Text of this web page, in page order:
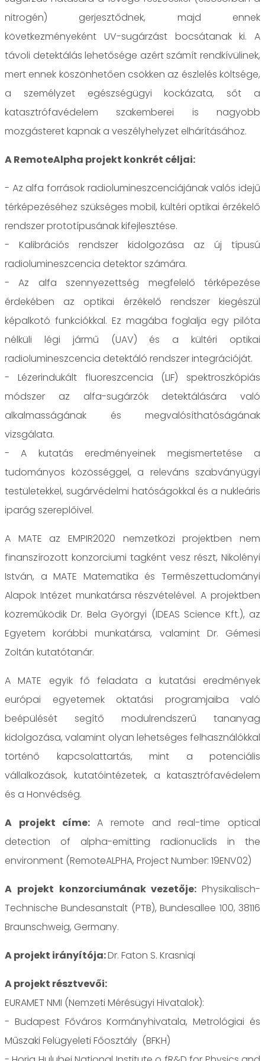
nitrogén) gerjesztődnek, majd ennek
következményeként UV-sugárzást bocsátanak ki. A
távoli detektálás lehetősége azért számít rendkívülinek,
mert ennek köszönhetően csökken az észlelés költsége,
a személyzet egészségügyi kockázata, sőt a
katasztrófavédelem szakemberei is nagyobb
mozgásteret kapnak a veszélyhelyzet elhárításához.
A RemoteAlpha projekt konkrét céljai:
- Az alfa források radiolumineszcenciájának valós idejű
térképezéséhez szükséges mobil, kültéri optikai érzékelő
rendszer prototípusának kifejlesztése.
- Kalibrációs rendszer kidolgozása az új típusú
radiolumineszcencia detektor számára.
- Az alfa szennyezettség megfelelő térképezése
érdekében az optikai érzékelő rendszer kiegészül
képalkotó funkciókkal. Ez magába foglalja egy pilóta
nélküli légi jármű (UAV) és a kültéri optikai
radiolumineszcencia detektáló rendszer integrációját.
- Lézerindukált fluoreszcencia (LIF) spektroszkópiás
módszer az alfa-sugárzók detektálására való
alkalmasságának és megvalósíthatóságának
vizsgálata.
- A kutatás eredményeinek megismertetése a
tudományos közösséggel, a releváns szabványügyi
testületekkel, sugárvédelmi hatóságokkal és a nukleáris
iparág szereplőivel.
A MATE az EMPIR2020 nemzetközi projektben nem
finanszírozott konzorciumi tagként vesz részt, Nikolényi
István, a MATE Matematika és Természettudományi
Alapok Intézet munkatársa részvételével. A projektben
közreműködik Dr. Bela Györgyi (IDEAS Science Kft.), az
Egyetem korábbi munkatársa, valamint Dr. Gémesi
Zoltán kutatótanár.
A MATE egyik fő feladata a kutatási eredmények
európai egyetemek oktatási programjaiba való
beépülését segítő modulrendszerű tananyag
kidolgozása, valamint olyan lehetséges felhasználókkal
történő kapcsolattartás, mint a potenciális
vállalkozások, kutatóintézetek, a katasztrófavédelem
és a Honvédség.
A projekt címe:A remote and real-time optical
detection of alpha-emitting radionuclids in the
environment (RemoteALPHA, Project Number: 19ENV02)
A projekt konzorciumának vezetője: Physikalisch-
Technische Bundesanstalt (PTB), Bundesallee 100, 38116
Braunschweig, Germany.
A projekt irányítója:Dr. Faton S. Krasniqi
A projekt résztvevői:
EURAMET NMI (Nemzeti Mérésügyi Hivatalok):
- Budapest Főváros Kormányhivatala, Metrológiai és
Műszaki Felügyeleti Főosztály (BFKH)